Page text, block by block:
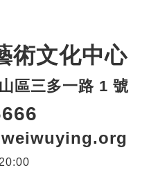
術文化中心
區三多一路 1 號